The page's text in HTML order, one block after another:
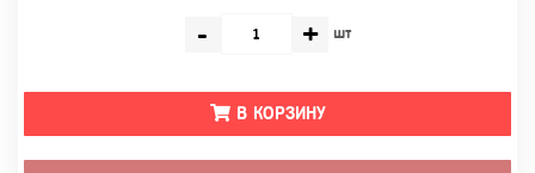
- + шт
В КОРЗИНУ